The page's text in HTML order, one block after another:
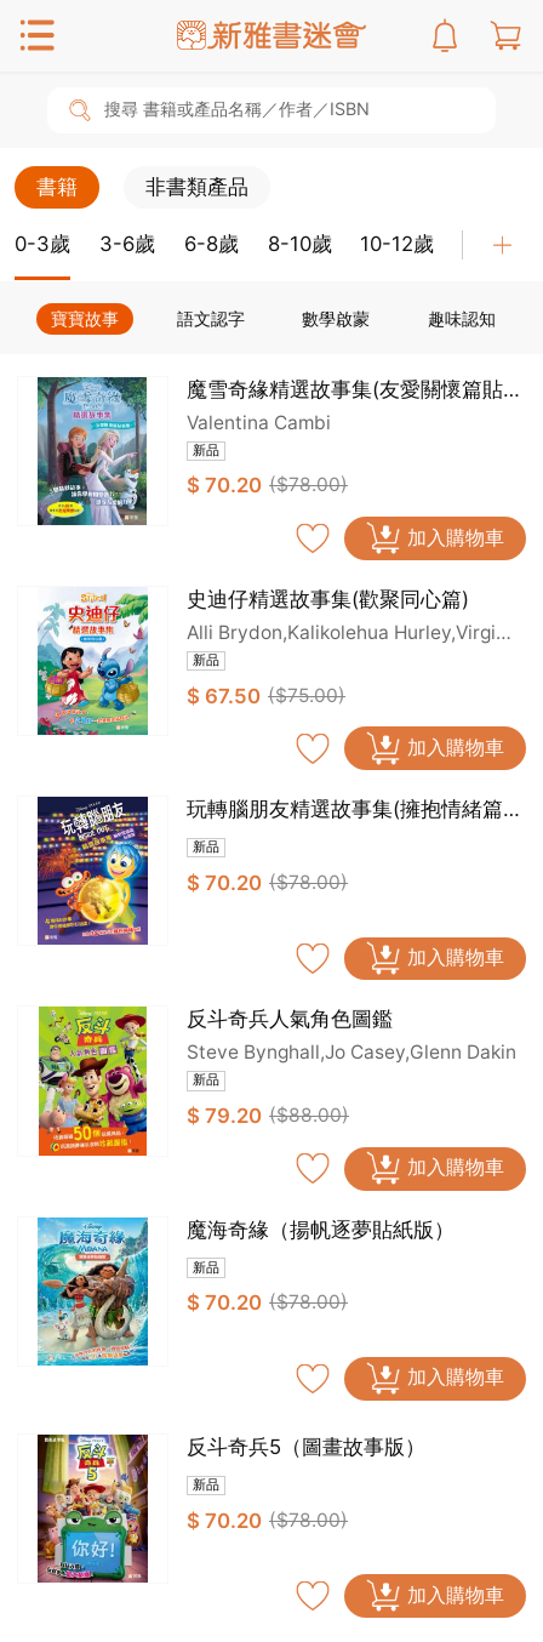
搜尋 書籍或產品名稱／作者／ISBN
書籍 非書類產品
0-3歲 3-6歲 6-8歲 8-10歲 10-12歲 教具
寶寶故事 語文認字 數學啟蒙 趣味認知
魔雪奇緣精選故事集(友愛關懷篇貼紙
版)
Valentina Cambi
新品
$ 70.20 ($78.00)
加入購物車
史迪仔精選故事集(歡聚同心篇)
Alli Brydon,Kalikolehua Hurley,Virgini
a Murphy
新品
$ 67.50 ($75.00)
加入購物車
玩轉腦朋友精選故事集(擁抱情緒篇貼
紙版)
新品
$ 70.20 ($78.00)
加入購物車
反斗奇兵人氣角色圖鑑
Steve Bynghall,Jo Casey,Glenn Dakin
新品
$ 79.20 ($88.00)
加入購物車
魔海奇緣（揚帆逐夢貼紙版）
新品
$ 70.20 ($78.00)
加入購物車
反斗奇兵5（圖畫故事版）
新品
$ 70.20 ($78.00)
加入購物車